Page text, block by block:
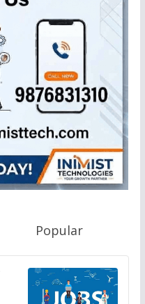
Popular